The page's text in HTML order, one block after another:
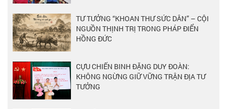
TƯ TƯỞNG “KHOAN THƯ SỨC DÂN” – CỘI
NGUỒN THỊNH TRỊ TRONG PHÁP ĐIỂN
HỒNG ĐỨC
CỰU CHIẾN BINH ĐẶNG DUY ĐOÀN:
KHÔNG NGỪNG GIỮ VỮNG TRẬN ĐỊA TƯ
TƯỞNG